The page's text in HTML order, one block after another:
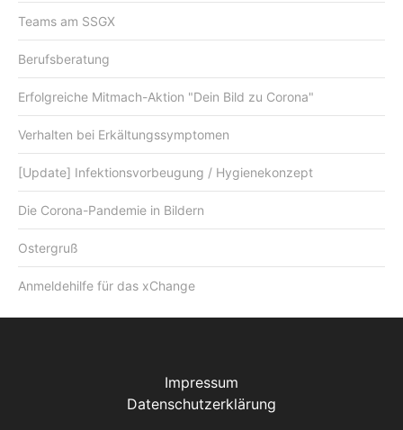
Teams am SSGX
Berufsberatung
Erfolgreiche Mitmach-Aktion "Dein Bild zu Corona"
Verhalten bei Erkältungssymptomen
[Update] Infektionsvorbeugung / Hygienekonzept
Die Corona-Pandemie in Bildern
Ostergruß
Anmeldehilfe für das xChange
Impressum
Datenschutzerklärung